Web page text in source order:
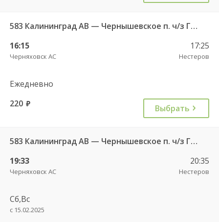
583 Калининград АВ — Чернышевское п. ч/з Гвардейск КДП, Черняховск АС
16:15
Черняховск АС
17:25
Нестеров
Ежедневно
220 руб. Выбрать
583 Калининград АВ — Чернышевское п. ч/з Гвардейск КДП, Черняховск АС
19:33
Черняховск АС
20:35
Нестеров
Сб,Вс
с 15.02.2025